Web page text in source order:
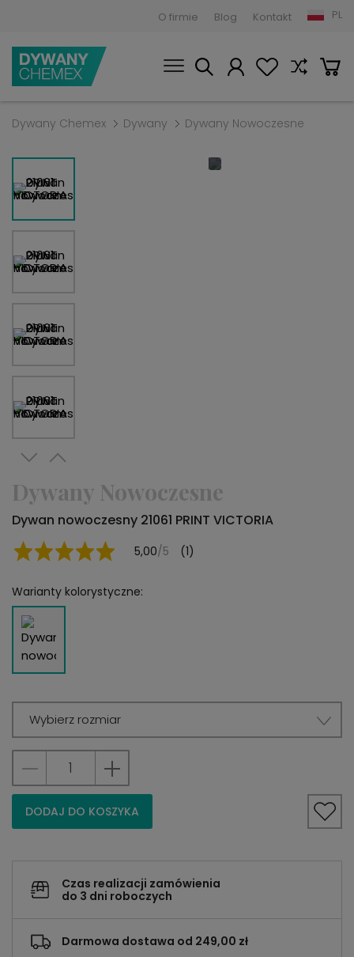
O firmie Blog Kontakt PL
Dywany Chemex Dywany Dywany Nowoczesne
Dywany Nowoczesne
Dywan nowoczesny 21061 PRINT VICTORIA
5,00/5 (1)
Warianty kolorystyczne:
Wybierz rozmiar
DODAJ DO KOSZYKA
Czas realizacji zamówienia
do 3 dni roboczych
Darmowa dostawa od 249,00 zł